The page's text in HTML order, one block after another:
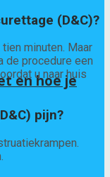
en hoe je
(D&C)?
minuten. Maar
de procedure een
u naar huis
pijn?